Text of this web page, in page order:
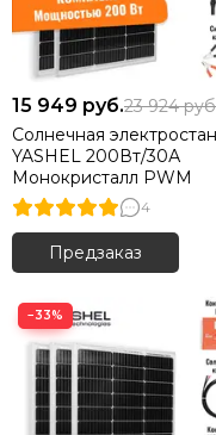
15 949 руб.23 924
Солнечная
YASHEL 200Вт/30А
Монокристалл PWM
4
Предзаказ
−33%